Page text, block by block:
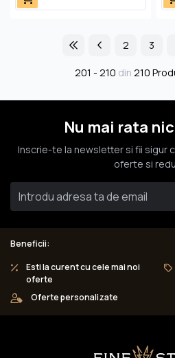
2 3
201 - 210 din 210
Nu mai rata
Inscrie-te la newsletter si fii sigur
oferte si
Beneficii:
Esti la curent cu cele mai noi
oferte
Oferte personalizate